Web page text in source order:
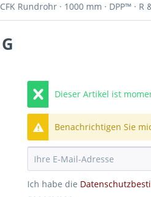
Rundrohr · 1000 mm · DPP™ · R
Dieser Artikel ist
Benachrichtigen Sie
Ich habe die